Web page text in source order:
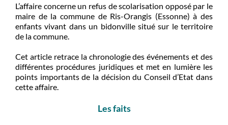
L’affaire concerne un refus de scolarisation opposé par le
maire de la commune de Ris-Orangis (Essonne) à des
enfants vivant dans un bidonville situé sur le territoire
de la commune.
Cet article retrace la chronologie des événements et des
différentes procédures juridiques et met en lumière les
points importants de la décision du Conseil d’Etat dans
cette affaire.
Les faits